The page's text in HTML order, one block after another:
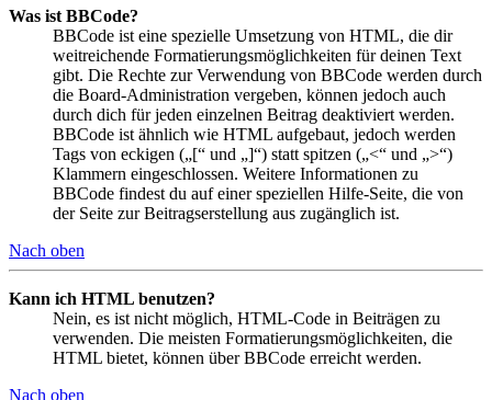
Was ist BBCode?
BBCode ist eine spezielle Umsetzung von HTML, die dir
weitreichende Formatierungsmöglichkeiten für deinen Text
gibt. Die Rechte zur Verwendung von BBCode werden durch
die Board-Administration vergeben, können jedoch auch
durch dich für jeden einzelnen Beitrag deaktiviert werden.
BBCode ist ähnlich wie HTML aufgebaut, jedoch werden
Tags von eckigen („[“ und „]“) statt spitzen („<“ und „>“)
Klammern eingeschlossen. Weitere Informationen zu
BBCode findest du auf einer speziellen Hilfe-Seite, die von
der Seite zur Beitragserstellung aus zugänglich ist.
Nach oben
Kann ich HTML benutzen?
Nein, es ist nicht möglich, HTML-Code in Beiträgen zu
verwenden. Die meisten Formatierungsmöglichkeiten, die
HTML bietet, können über BBCode erreicht werden.
Nach oben